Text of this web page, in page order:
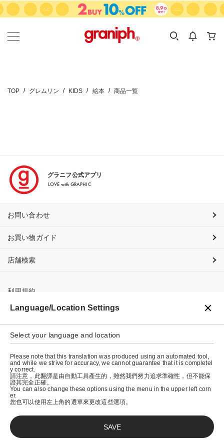
カテゴリーから探す
KIDS
カテゴリ
サイズ
TOP グレムリン KIDS 絵本 商品一覧
グラニフ公式アプリ
LOVE with GRAPHIC
お問い合わせ
お買い物ガイド
店舗検索
利用規約
プライバシーポリシー
特定商取引法に基づく表示
会社概要
© graniph inc.
Language/Location Settings
Select your language and location
Please note that this translation was produced using an automated tool,
and while we strive for accuracy, we cannot guarantee that it is completel
y correct.
請注意，此翻譯是由自動工具產生的，雖然我們努力追求準確性，但不能保
證其完全正確。
You can also change these options using the menu in the upper left corn
er.
您也可以使用左上角的選單來更改這些選項。
SAVE